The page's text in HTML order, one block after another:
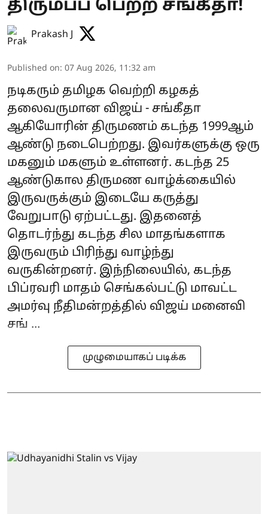
திரும்பப் பெற்ற சங்கீதா!
Prakash J
Published on: 07 Aug 2026, 11:32 am
நடிகரும் தமிழக வெற்றி கழகத்
தலைவருமான விஜய் - சங்கீதா
ஆகியோரின் திருமணம் கடந்த 1999ஆம்
ஆண்டு நடைபெற்றது. இவர்களுக்கு ஒரு
மகனும் மகளும் உள்ளனர். கடந்த 25
ஆண்டுகால திருமண வாழ்க்கையில்
இருவருக்கும் இடையே கருத்து
வேறுபாடு ஏற்பட்டது. இதனைத்
தொடர்ந்து கடந்த சில மாதங்களாக
இருவரும் பிரிந்து வாழ்ந்து
வருகின்றனர். இந்நிலையில், கடந்த
பிப்ரவரி மாதம் செங்கல்பட்டு மாவட்ட
அமர்வு நீதிமன்றத்தில் விஜய் மனைவி
சங் ...
முழுமையாகப் படிக்க